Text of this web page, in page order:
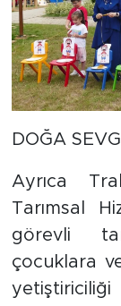
DOĞA
Ayrıca
Tarımsal
görevli
çocuklara
yetiştiriciliği